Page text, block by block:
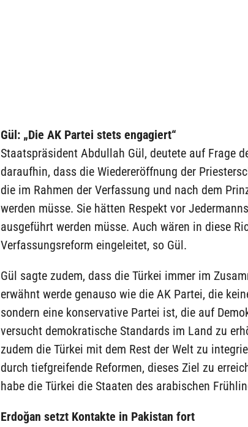
Gül: „Die AK Partei stets engagiert“
Staatspräsident Abdullah Gül, deutete auf Frage
daraufhin, dass die Wiedereröffnung der
die im Rahmen der Verfassung und nach dem
werden müsse. Sie hätten Respekt vor
ausgeführt werden müsse. Auch wären in diese
Verfassungsreform eingeleitet, so Gül.
Gül sagte zudem, dass die Türkei immer im
erwähnt werde genauso wie die AK Partei, die
sondern eine konservative Partei ist, die auf
versucht demokratische Standards im Land zu
zudem die Türkei mit dem Rest der Welt zu
durch tiefgreifende Reformen, dieses Ziel zu
habe die Türkei die Staaten des arabischen
Erdoğan setzt Kontakte in Pakistan fort